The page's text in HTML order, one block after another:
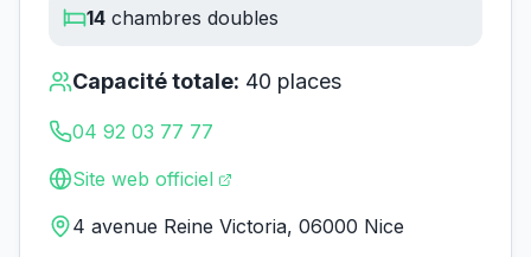
14 chambres doubles
Capacité totale: 40 places
04 92 03 77 77
Site web officiel
4 avenue Reine Victoria, 06000 Nice